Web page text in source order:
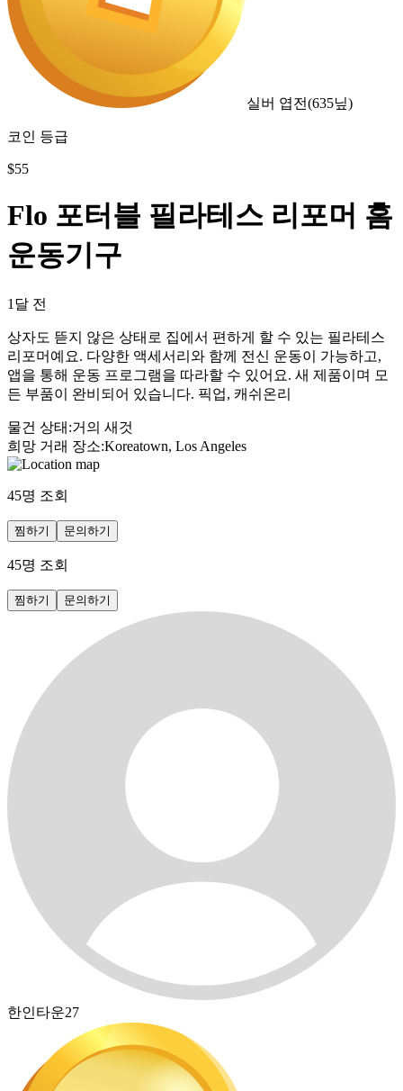
실버 엽전(635닢)
코인 등급
$55
Flo 포터블 필라테스 리포머 홈
운동기구
1달 전
상자도 뜯지 않은 상태로 집에서 편하게 할 수 있는 필라테스
리포머예요. 다양한 액세서리와 함께 전신 운동이 가능하고,
앱을 통해 운동 프로그램을 따라할 수 있어요. 새 제품이며 모
든 부품이 완비되어 있습니다. 픽업, 캐쉬온리
물건 상태 :거의 새것
희망 거래 장소:Koreatown, Los Angeles
45명 조회
찜하기 문의하기
45명 조회
찜하기 문의하기
한인타운27